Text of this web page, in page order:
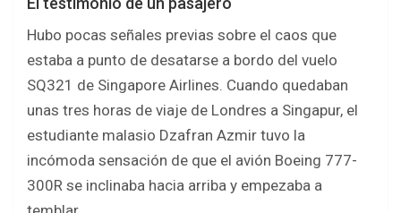
Hubo pocas señales previas sobre el caos que
estaba a punto de desatarse a bordo del vuelo
SQ321 de Singapore Airlines. Cuando quedaban
unas tres horas de viaje de Londres a Singapur, el
estudiante malasio Dzafran Azmir tuvo la
incómoda sensación de que el avión Boeing 777-
300R se inclinaba hacia arriba y empezaba a